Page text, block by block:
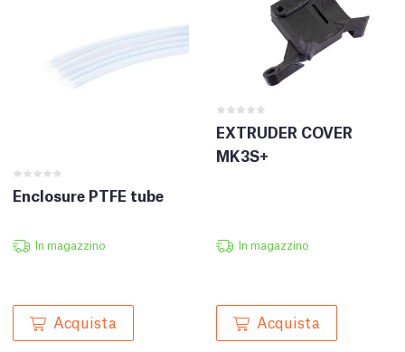
Enclosure PTFE tube
In magazzino
Acquista
EXTRUDER COVER
MK3S+
In magazzino
Acquista